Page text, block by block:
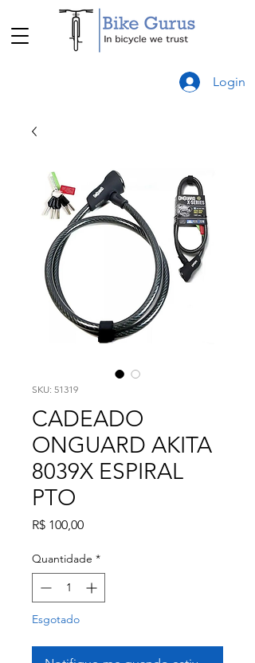
Login
SKU: 51319
CADEADO
ONGUARD AKITA
8039X ESPIRAL
PTO
R$ 100,00Preço
Quantidade *
Esgotado